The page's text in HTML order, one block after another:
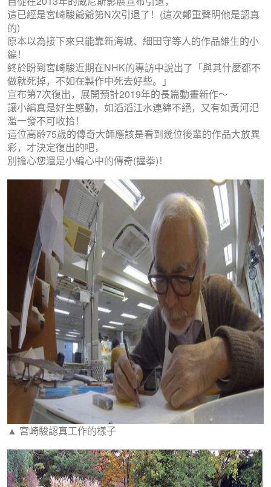
這已經是宮崎駿爺爺第N次引退了！(這次鄭重聲明他是認真
的)
原本以為接下來只能靠新海城、細田守等人的作品維生的小
編！
終於盼到宮崎駿近期在NHK的專訪中說出了「與其什麼都不
做就死掉，不如在製作中死去好些。」
宣布第7次復出，展開預計2019年的長篇動畫新作～
讓小編真是好生感動，如滔滔江水連綿不絕，又有如黃河氾
濫一發不可收拾！
這位高齡75歲的傳奇大師應該是看到幾位後輩的作品大放異
彩，才決定復出的吧，
別擔心您還是小編心中的傳奇(握拳)！
▲ 宮崎駿認真工作的樣子